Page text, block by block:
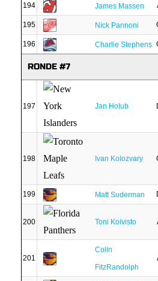
194 James Massen
195 Nick Pannoni
196 Charlie Stephens
RONDE #7
197 Jan Holub
198 Ivan Kolozvary
199 Matt Suderman
200 Toni Koivisto
201
Colin
FitzRandolph